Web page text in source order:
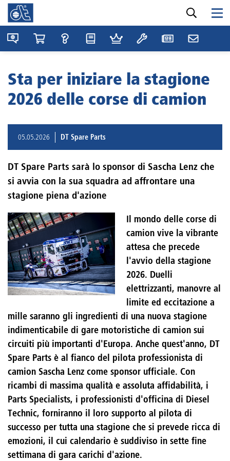
Sta per iniziare la stagione
2026 delle corse di camion
05.05.2026 DT Spare Parts
DT Spare Parts sarà lo sponsor di Sascha Lenz che
si avvia con la sua squadra ad affrontare una
stagione piena d'azione
Il mondo delle corse di
camion vive la vibrante
attesa che precede
l'avvio della stagione
2026. Duelli
elettrizzanti, manovre al
limite ed eccitazione a
mille saranno gli ingredienti di una nuova stagione
indimenticabile di gare motoristiche di camion sui
circuiti più importanti d'Europa. Anche quest'anno, DT
Spare Parts è al fianco del pilota professionista di
camion Sascha Lenz come sponsor ufficiale. Con
ricambi di massima qualità e assoluta affidabilità, i
Parts Specialists, i professionisti d'officina di Diesel
Technic, forniranno il loro supporto al pilota di
successo per tutta una stagione che si prevede ricca di
emozioni, il cui calendario è suddiviso in sette fine
settimana di gara carichi d'azione.